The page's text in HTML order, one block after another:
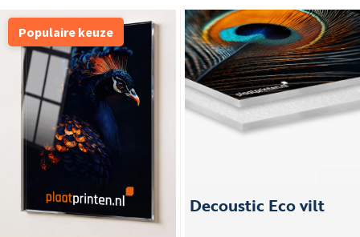
Populaire keuze
Decoustic Eco vilt